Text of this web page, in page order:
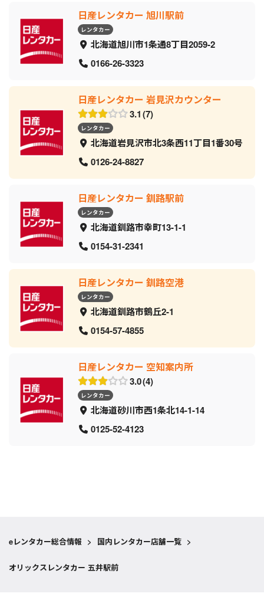
日産レンタカー 旭川駅前
レンタカー
北海道旭川市1条通8丁目2059‐2
0166-26-3323
日産レンタカー 岩見沢カウンター
3.1 7
レンタカー
北海道岩見沢市北3条西11丁目1番30号
0126-24-8827
日産レンタカー 釧路駅前
レンタカー
北海道釧路市幸町13-1-1
0154-31-2341
日産レンタカー 釧路空港
レンタカー
北海道釧路市鶴丘2-1
0154-57-4855
日産レンタカー 空知案内所
3.0 4
レンタカー
北海道砂川市西1条北14-1-14
0125-52-4123
eレンタカー総合情報 > 国内レンタカー店舗一覧 >
オリックスレンタカー 五井駅前